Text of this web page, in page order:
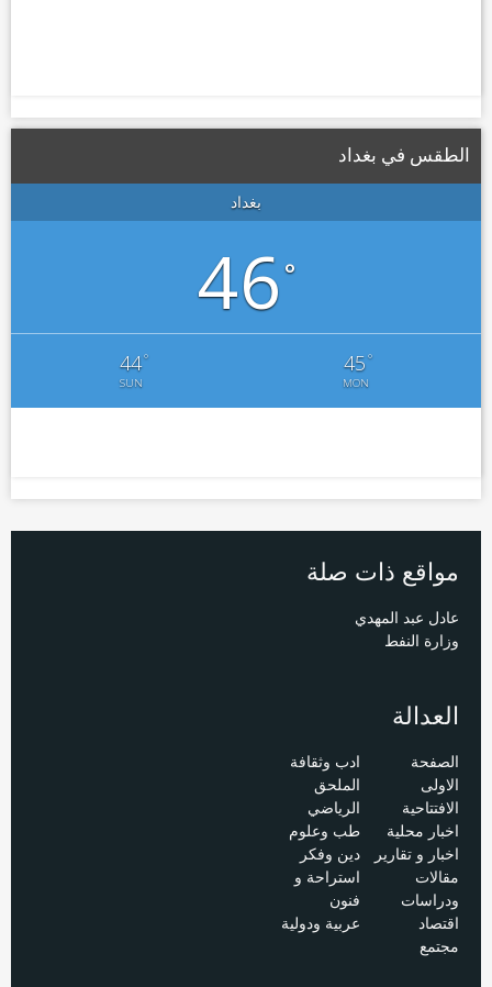
الطقس في بغداد
بغداد
46°
44°
SUN
45°
MON
مواقع ذات صلة
عادل عبد المهدي
وزارة النفط
العدالة
الصفحة
الاولى
الافتتاحية
اخبار محلية
اخبار و تقارير
مقالات
ودراسات
اقتصاد
مجتمع
ادب وثقافة
الملحق
الرياضي
طب وعلوم
دين وفكر
استراحة و
فنون
عربية ودولية